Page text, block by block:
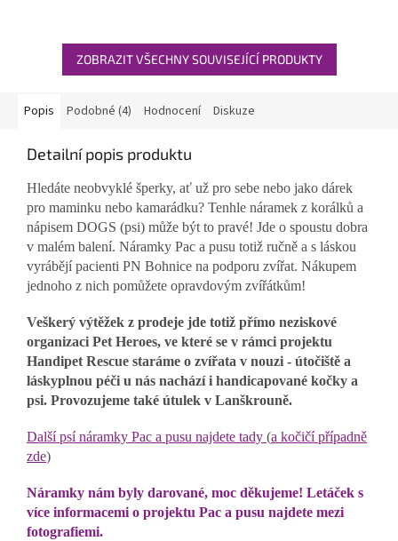
ZOBRAZIT VŠECHNY SOUVISEJÍCÍ PRODUKTY
Popis Podobné (4) Hodnocení Diskuze
Detailní popis produktu
Hledáte neobvyklé šperky, ať už pro sebe nebo jako dárek
pro maminku nebo kamarádku? Tenhle náramek z korálků a
nápisem DOGS (psi) může být to pravé! Jde o spoustu dobra
v malém balení. Náramky Pac a pusu totiž ručně a s láskou
vyrábějí pacienti PN Bohnice na podporu zvířat. Nákupem
jednoho z nich pomůžete opravdovým zvířátkům!
Veškerý výtěžek z prodeje jde totiž přímo neziskové
organizaci Pet Heroes, ve které se v rámci projektu
Handipet Rescue staráme o zvířata v nouzi - útočiště a
láskyplnou péči u nás nachází i handicapované kočky a
psi. Provozujeme také útulek v Lanškrouně.
Další psí náramky Pac a pusu najdete tady (a kočičí případně
zde)
Náramky nám byly darované, moc děkujeme! Letáček s
více informacemi o projektu Pac a pusu najdete mezi
fotografiemi.